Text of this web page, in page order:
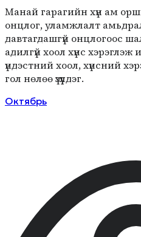
Манай гарагийн хүн ам
онцлог, уламжлалт
давтагдашгүй онцлогоос
адилгүй хоол хүнс хэрэглэж
үндэстний хоол, хүнсний
гол нөлөө үзүүлдэг.
Октябрь